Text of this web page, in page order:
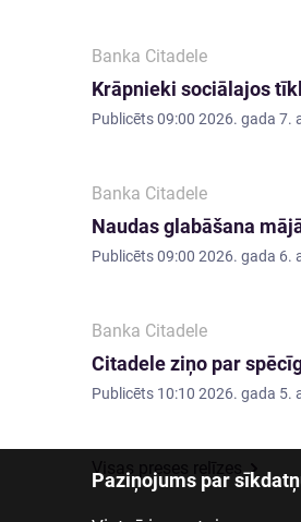
Paziņojums par
Banka Citadele
Krāpnieki sociālajos
Publicēts09:00 2026. gada 7.
Banka Citadele
Naudas glabāšana
Publicēts09:00 2026. gada 6.
Banka Citadele
Citadele ziņo par
Publicēts 10:10 2026. gada 5.
Visas preses relīzes